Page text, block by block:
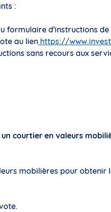
:
formulaire d'instructions de
au lien https://
sans recours aux
courtier en valeurs
mobilières pour obtenir